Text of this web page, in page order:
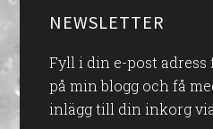
NEWSLETTER
Fyll i din e-post
på min blogg och få
inlägg till din inkorg